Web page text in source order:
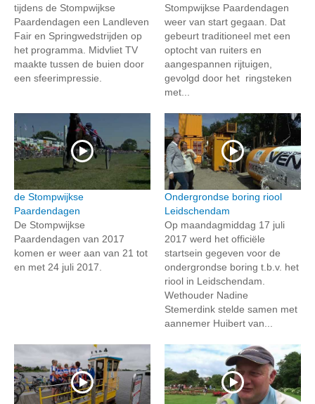
tijdens de Stompwijkse
Paardendagen een Landleven
Fair en Springwedstrijden op
het programma. Midvliet TV
maakte tussen de buien door
een sfeerimpressie.
Stompwijkse Paardendagen
weer van start gegaan. Dat
gebeurt traditioneel met een
optocht van ruiters en
aangespannen rijtuigen,
gevolgd door het ringsteken
met...
de Stompwijkse
Paardendagen
De Stompwijkse
Paardendagen van 2017
komen er weer aan van 21 tot
en met 24 juli 2017.
Ondergrondse boring riool
Leidschendam
Op maandagmiddag 17 juli
2017 werd het officiële
startsein gegeven voor de
ondergrondse boring t.b.v. het
riool in Leidschendam.
Wethouder Nadine
Stemerdink stelde samen met
aannemer Huibert van...